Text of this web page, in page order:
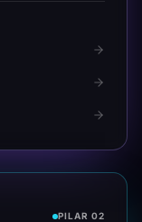
PILAR 02